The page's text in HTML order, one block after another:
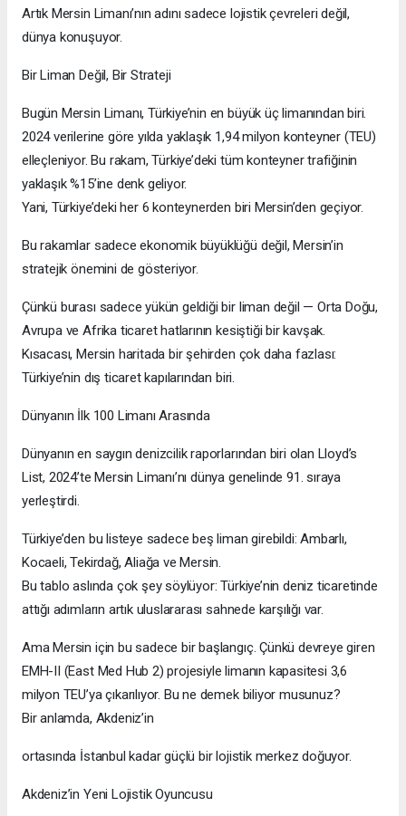
Artık Mersin Limanı’nın adını sadece lojistik çevreleri değil,
dünya konuşuyor.
Bir Liman Değil, Bir Strateji
Bugün Mersin Limanı, Türkiye’nin en büyük üç limanından biri.
2024 verilerine göre yılda yaklaşık 1,94 milyon konteyner (TEU)
elleçleniyor. Bu rakam, Türkiye’deki tüm konteyner trafiğinin
yaklaşık %15’ine denk geliyor.
Yani, Türkiye’deki her 6 konteynerden biri Mersin’den geçiyor.
Bu rakamlar sadece ekonomik büyüklüğü değil, Mersin’in
stratejik önemini de gösteriyor.
Çünkü burası sadece yükün geldiği bir liman değil — Orta Doğu,
Avrupa ve Afrika ticaret hatlarının kesiştiği bir kavşak.
Kısacası, Mersin haritada bir şehirden çok daha fazlası:
Türkiye’nin dış ticaret kapılarından biri.
Dünyanın İlk 100 Limanı Arasında
Dünyanın en saygın denizcilik raporlarından biri olan Lloyd’s
List, 2024’te Mersin Limanı’nı dünya genelinde 91. sıraya
yerleştirdi.
Türkiye’den bu listeye sadece beş liman girebildi: Ambarlı,
Kocaeli, Tekirdağ, Aliağa ve Mersin.
Bu tablo aslında çok şey söylüyor: Türkiye’nin deniz ticaretinde
attığı adımların artık uluslararası sahnede karşılığı var.
Ama Mersin için bu sadece bir başlangıç. Çünkü devreye giren
EMH-II (East Med Hub 2) projesiyle limanın kapasitesi 3,6
milyon TEU’ya çıkarılıyor. Bu ne demek biliyor musunuz?
Bir anlamda, Akdeniz’in
ortasında İstanbul kadar güçlü bir lojistik merkez doğuyor.
Akdeniz’in Yeni Lojistik Oyuncusu